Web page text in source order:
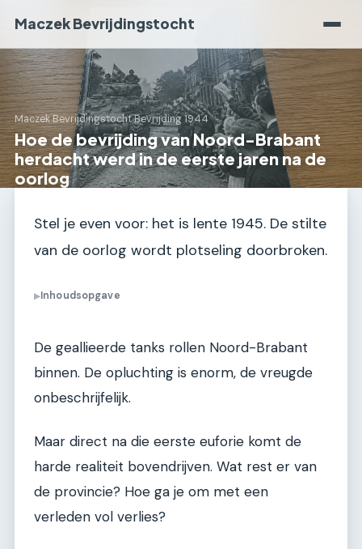
Maczek Bevrijdingstocht
Maczek Bevrijdingstocht›Bevrijding 1944
Hoe de bevrijding van Noord-Brabant
herdacht werd in de eerste jaren na de
oorlog
Stel je even voor: het is lente 1945. De stilte
van de oorlog wordt plotseling doorbroken.
▶Inhoudsopgave
De geallieerde tanks rollen Noord-Brabant
binnen. De opluchting is enorm, de vreugde
onbeschrijfelijk.
Maar direct na die eerste euforie komt de
harde realiteit bovendrijven. Wat rest er van
de provincie? Hoe ga je om met een
verleden vol verlies?